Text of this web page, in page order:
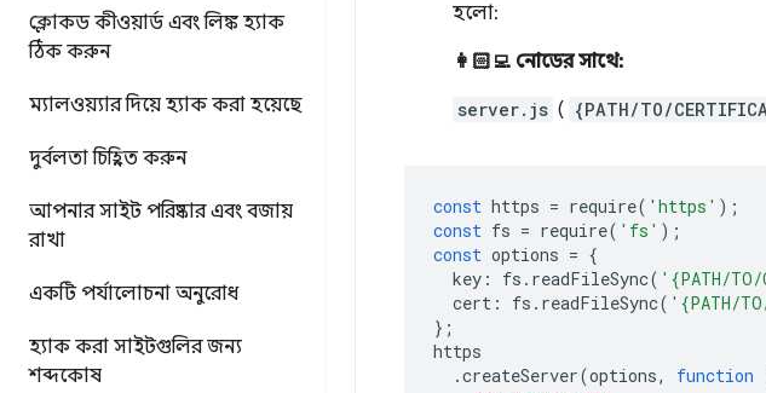
ক্লোকড কীওয়ার্ড এবং লিঙ্ক হ্যাক
ঠিক করুন
ম্যালওয়্যার দিয়ে হ্যাক করা হয়েছে
দুর্বলতা চিহ্নিত করুন
আপনার সাইট পরিষ্কার এবং বজায়
রাখা
একটি পর্যালোচনা অনুরোধ
হ্যাক করা সাইটগুলির জন্য
শব্দকোষ
হলো:
👩🏻‍💻 নোডের সাথে:
server.js ( {PATH/TO/
const https = require( 'https' );
const fs = require( 'fs' );
const options = {
key : fs . readFileSync( '{PATH/TO/
cert : fs . readFileSync( '{PATH/
};
https
.createServer(options, function